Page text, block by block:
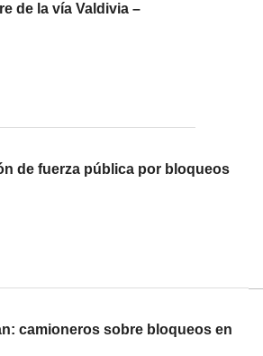
de la vía Valdivia –
de fuerza pública por bloqueos
camioneros sobre bloqueos en